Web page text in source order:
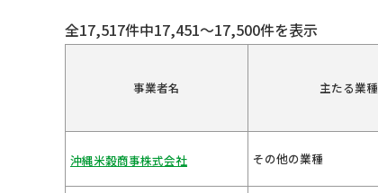
全17,517件中17,451～17,500件を表示
事業者名 主たる業種
沖縄米穀商事株式会社 その他の業種